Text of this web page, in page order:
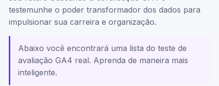
testemunhe o poder transformador dos dados para
impulsionar sua carreira e organização.
Abaixo você encontrará uma lista do teste de
avaliação GA4 real. Aprenda de maneira mais
inteligente.